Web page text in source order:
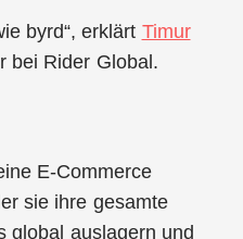
byrd“, erklärt Timur
bei Rider Global.
E-Commerce
sie ihre gesamte
global auslagern und